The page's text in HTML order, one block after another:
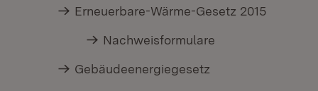
Erneuerbare-Wärme-Gesetz 2015
Nachweisformulare
Gebäudeenergiegesetz